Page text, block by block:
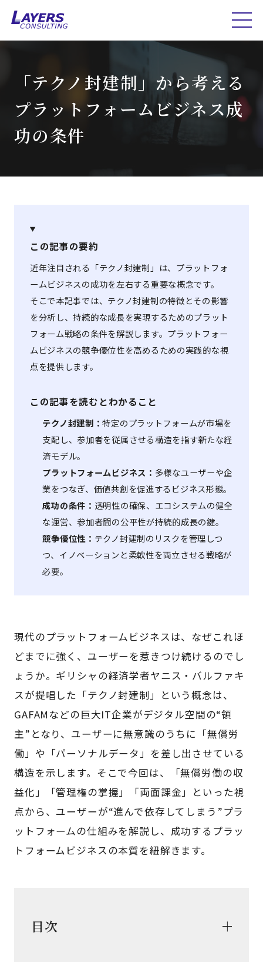
「テクノ封建制」から考える
プラットフォームビジネス成
功の条件
この記事の要約
近年注目される「テクノ封建制」は、プラットフォ
ームビジネスの成功を左右する重要な概念です。
そこで本記事では、テクノ封建制の特徴とその影響
を分析し、持続的な成長を実現するためのプラット
フォーム戦略の条件を解説します。プラットフォー
ムビジネスの競争優位性を高めるための実践的な視
点を提供します。
この記事を読むとわかること
テクノ封建制：特定のプラットフォームが市場を
支配し、参加者を従属させる構造を指す新たな経
済モデル。
プラットフォームビジネス： 多様なユーザーや企
業をつなぎ、価値共創を促進するビジネス形態。
成功の条件： 透明性の確保、エコシステムの健全
な運営、参加者間の公平性が持続的成長の鍵。
競争優位性： テクノ封建制のリスクを管理しつ
つ、イノベーションと柔軟性を両立させる戦略が
必要。
現代のプラットフォームビジネスは、なぜこれほ
どまでに強く、ユーザーを惹きつけ続けるのでし
ょうか。ギリシャの経済学者ヤニス・バルファキ
スが提唱した「テクノ封建制」という概念は、
GAFAMなどの巨大IT企業がデジタル空間の“領
主”となり、ユーザーに無意識のうちに「無償労
働」や「パーソナルデータ」を差し出させている
構造を示します。そこで今回は、「無償労働の収
益化」「管理権の掌握」「両面課金」といった視
点から、ユーザーが“進んで依存してしまう”プラ
ットフォームの仕組みを解説し、成功するプラッ
トフォームビジネスの本質を紐解きます。
目次